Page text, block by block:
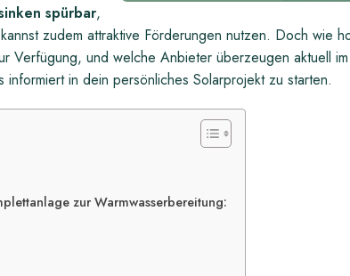
spürbar,
zudem attraktive Förderungen nutzen. Doch wie
Verfügung, und welche Anbieter überzeugen aktuell
in dein persönliches Solarprojekt zu starten.
zur Warmwasserbereitung: